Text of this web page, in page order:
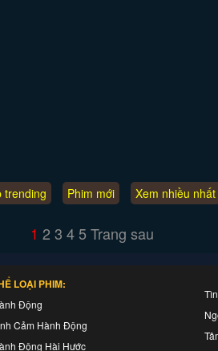
trending Phim mới Xem nhiều nhất
1 2 3 4 5Trang sau
LOẠI PHIM:
Động
Cảm Hành Động
Động Hài Hước